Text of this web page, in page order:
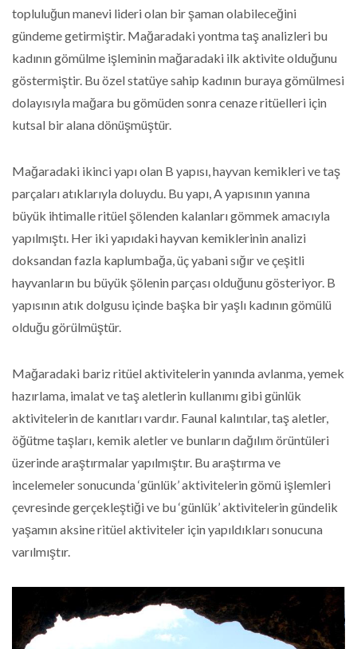
topluluğun manevi lideri olan bir şaman olabileceğini
gündeme getirmiştir. Mağaradaki yontma taş analizleri bu
kadının gömülme işleminin mağaradaki ilk aktivite olduğunu
göstermiştir. Bu özel statüye sahip kadının buraya gömülmesi
dolayısıyla mağara bu gömüden sonra cenaze ritüelleri için
kutsal bir alana dönüşmüştür.
Mağaradaki ikinci yapı olan B yapısı, hayvan kemikleri ve taş
parçaları atıklarıyla doluydu. Bu yapı, A yapısının yanına
büyük ihtimalle ritüel şölenden kalanları gömmek amacıyla
yapılmıştı. Her iki yapıdaki hayvan kemiklerinin analizi
doksandan fazla kaplumbağa, üç yabani sığır ve çeşitli
hayvanların bu büyük şölenin parçası olduğunu gösteriyor. B
yapısının atık dolgusu içinde başka bir yaşlı kadının gömülü
olduğu görülmüştür.
Mağaradaki bariz ritüel aktivitelerin yanında avlanma, yemek
hazırlama, imalat ve taş aletlerin kullanımı gibi günlük
aktivitelerin de kanıtları vardır. Faunal kalıntılar, taş aletler,
öğütme taşları, kemik aletler ve bunların dağılım örüntüleri
üzerinde araştırmalar yapılmıştır. Bu araştırma ve
incelemeler sonucunda ‘günlük’ aktivitelerin gömü işlemleri
çevresinde gerçekleştiği ve bu ‘günlük’ aktivitelerin gündelik
yaşamın aksine ritüel aktiviteler için yapıldıkları sonucuna
varılmıştır.